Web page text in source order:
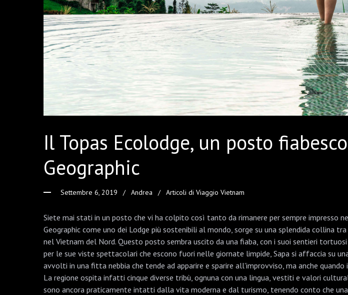
Il Topas Ecolodge, un posto
Geographic
Settembre 6, 2019 Andrea Articoli di Viaggio Vietnam
Siete mai stati in un posto che vi ha colpito così tanto da rimanere per sempre impresso
Geographic come uno dei Lodge più sostenibili al mondo, sorge su una splendida collina
nel Vietnam del Nord. Questo posto sembra uscito da una fiaba, con i suoi sentieri
per le sue viste spettacolari che escono fuori nelle giornate limpide, Sapa si affaccia su
avvolti in una fitta nebbia che tende ad apparire e sparire all'improvviso, ma anche
La regione ospita infatti cinque diverse tribù, ognuna con una lingua, vestiti e valori
sono ancora praticamente intatti dalla vita moderna e dal turismo, tenendo conto che